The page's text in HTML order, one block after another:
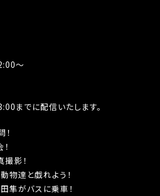
〜
までに配信いたします。
撮影！
物達と戯れよう！
隼がバスに乗車！